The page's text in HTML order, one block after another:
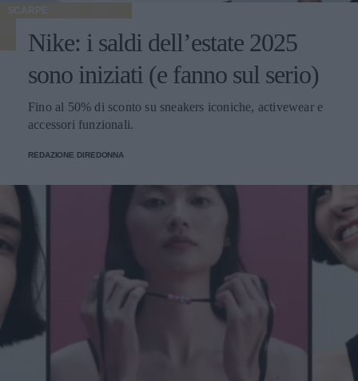
SCARPE
Nike: i saldi dell’estate 2025
sono iniziati (e fanno sul serio)
Fino al 50% di sconto su sneakers iconiche, activewear e
accessori funzionali.
REDAZIONE DIREDONNA